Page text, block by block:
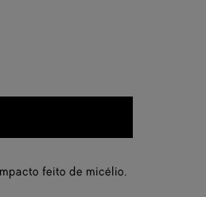
feito de micélio.